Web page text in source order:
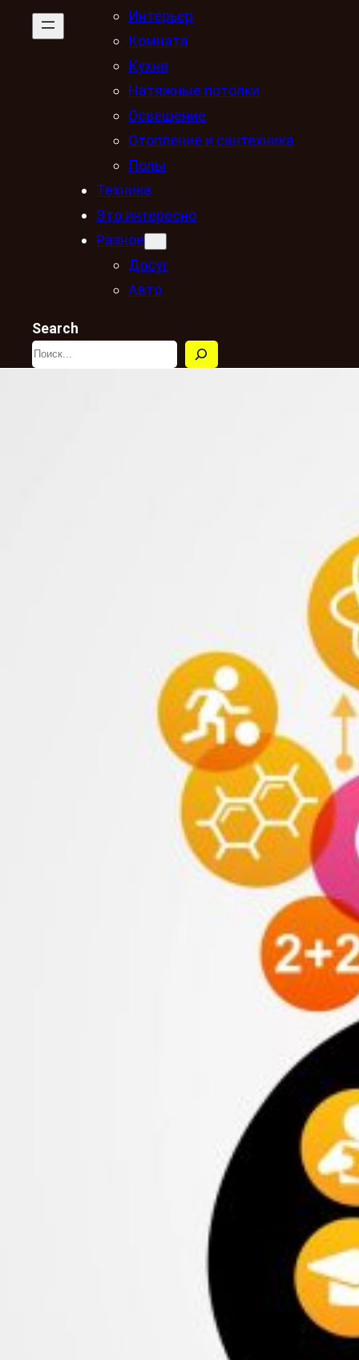
Интерьер
Комната
Кухня
Натяжные потолки
Освещение
Отопление и сантехника
Полы
Техника
Это интересно
Разное
Досуг
Авто
Search